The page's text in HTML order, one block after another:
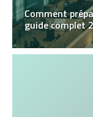
Comment
guide complet